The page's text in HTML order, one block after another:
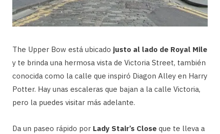
The Upper Bow está ubicado justo al lado de Royal Mile
y te brinda una hermosa vista de Victoria Street, también
conocida como la calle que inspiró Diagon Alley en Harry
Potter. Hay unas escaleras que bajan a la calle Victoria,
pero la puedes visitar más adelante.
Da un paseo rápido por Lady Stair’s Close que te lleva a